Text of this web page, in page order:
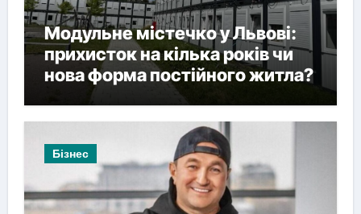
Модульне містечко у Львові:
прихисток на кілька років чи
нова форма постійного житла?
Бізнес